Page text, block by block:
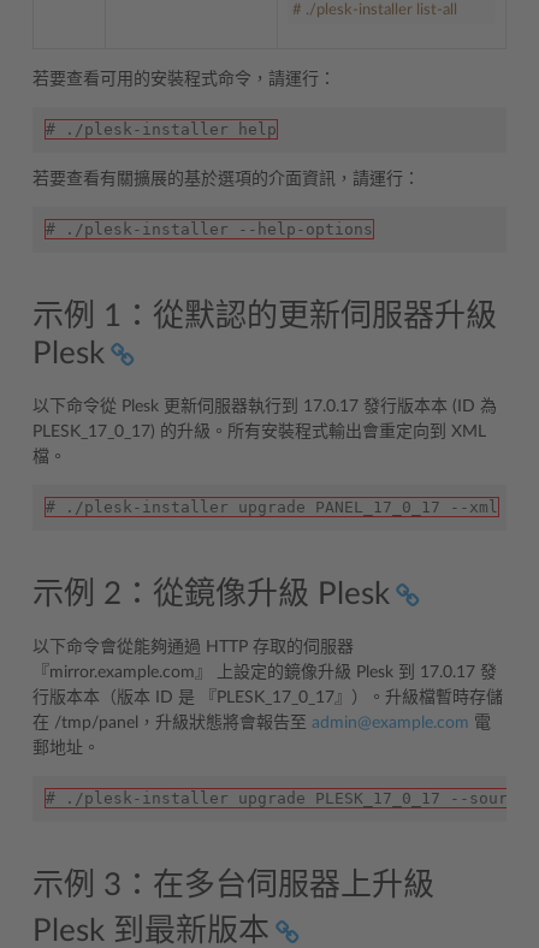
# ./plesk-installer list-all
若要查看可用的安裝程式命令，請運行：
# ./plesk-installer help
若要查看有關擴展的基於選項的介面資訊，請運行：
# ./plesk-installer --help-options
示例 1：從默認的更新伺服器升級
Plesk
以下命令從 Plesk 更新伺服器執行到 17.0.17 發行版本本 (ID 為
PLESK_17_0_17) 的升級。所有安裝程式輸出會重定向到 XML
檔。
# ./plesk-installer upgrade PANEL_17_0_17 --xml
示例 2：從鏡像升級 Plesk
以下命令會從能夠通過 HTTP 存取的伺服器
『mirror.example.com』 上設定的鏡像升級 Plesk 到 17.0.17 發
行版本本（版本 ID 是 『PLESK_17_0_17』）。升級檔暫時存儲
在 /tmp/panel，升級狀態將會報告至 admin@example.com 電
郵地址。
# ./plesk-installer upgrade PLESK_17_0_17 --
示例 3：在多台伺服器上升級
Plesk 到最新版本